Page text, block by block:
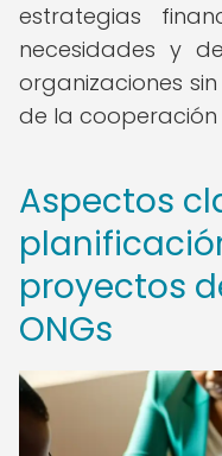
estrategias
necesidades y
organizaciones
de la cooperación
Aspectos
proyectos
ONGs